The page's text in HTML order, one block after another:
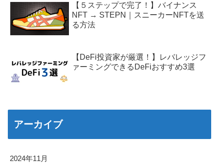
【５ステップで完了！】バイナンス
NFT → STEPN｜スニーカーNFTを送
る方法
【DeFi投資家が厳選！】レバレッジフ
ァーミングできるDeFiおすすめ3選
アーカイブ
2024年11月